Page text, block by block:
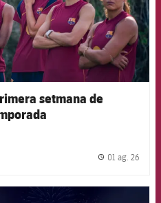
setmana de
01 ag. 26
FCB Barcelona badge